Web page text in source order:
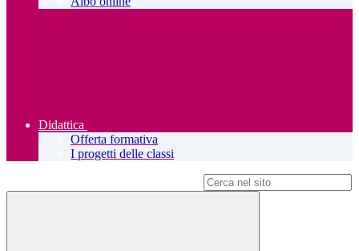
Didattica
Offerta formativa
I progetti delle classi